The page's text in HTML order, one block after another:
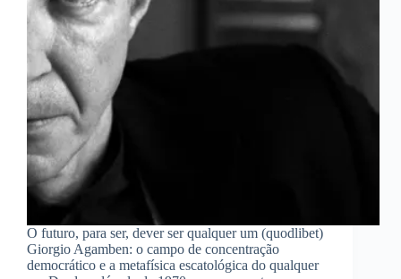
O futuro, para ser, dever ser qualquer um (quodlibet)
Giorgio Agamben: o campo de concentração
democrático e a metafísica escatológica do qualquer